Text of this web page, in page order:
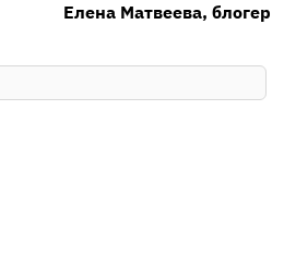
Елена Матвеева, блогер